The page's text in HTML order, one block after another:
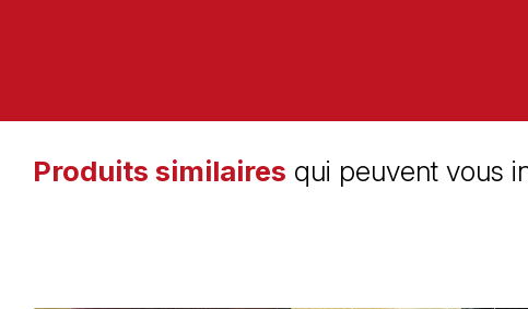
Produits similaires qui peuvent vous